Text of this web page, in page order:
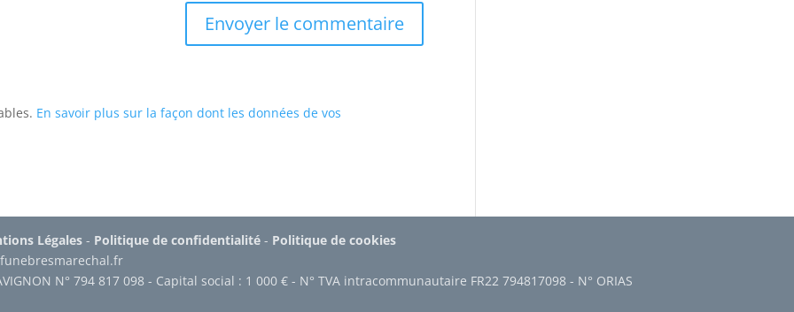
En savoir plus sur la façon dont les données de vos
Légales - Politique de confidentialité - Politique de cookies
N° 794 817 098 - Capital social : 1 000 € - N° TVA intracommunautaire FR22 794817098 - N° ORIAS